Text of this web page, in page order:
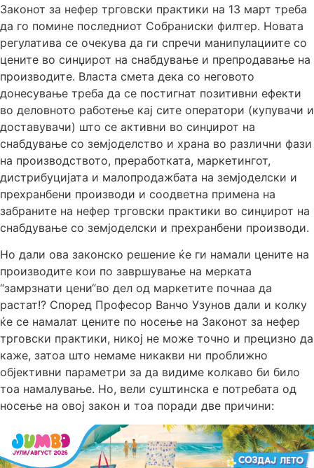
Законот за нефер трговски практики на 13 март треба
да го помине последниот Собраниски филтер. Новата
регулатива се очекува да ги спречи манипулациите со
цените во синџирот на снабдување и препродавање на
производите. Власта смета дека со неговото
донесување треба да се постигнат позитивни ефекти
во деловното работење кај сите оператори (купувачи и
доставувачи) што се активни во синџирот на
снабдување со земјоделство и храна во различни фази
на производството, преработката, маркетингот,
дистрибуцијата и малопродажбата на земјоделски и
прехранбени производи и соодветна примена на
забраните на нефер трговски практики во синџирот на
снабдување со земјоделски и прехранбени производи.
Но дали ова законско решение ќе ги намали цените на
производите кои по завршување на мерката
“замрзнати цени“во дел од маркетите почнаа да
растат!? Според Професор Ванчо Узунов дали и колку
ќе се намалат цените по носење на Законот за нефер
трговски практики, никој не може точно и прецизно да
каже, затоа што немаме никакви ни проближно
објективни параметри за да видиме колкаво би било
тоа намалување. Но, вели суштинска е потребата од
носење на овој закон и тоа поради две причини: